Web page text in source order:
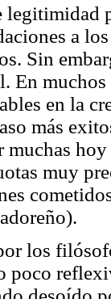
a
Sin
En muchos
en la
más
muchas
muy
los
poco